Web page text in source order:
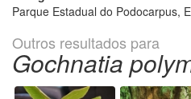
Parque Estadual do Podocarpus,
Outros resultados para
Gochnatia